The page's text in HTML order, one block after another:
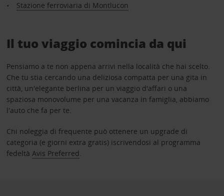
Stazione ferroviaria di Montlucon
Il tuo viaggio comincia da qui
Pensiamo a te non appena arrivi nella località che hai scelto.
Che tu stia cercando una deliziosa compatta per una gita in
città, un'elegante berlina per un viaggio d'affari o una
spaziosa monovolume per una vacanza in famiglia, abbiamo
l'auto che fa per te.
Chi noleggia di frequente può ottenere un upgrade di
categoria (e giorni extra gratis) iscrivendosi al programma
fedeltà Avis Preferred.